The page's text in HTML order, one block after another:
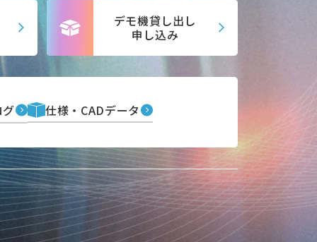
デモ機貸し出し
申し込み
仕様・CADデータ